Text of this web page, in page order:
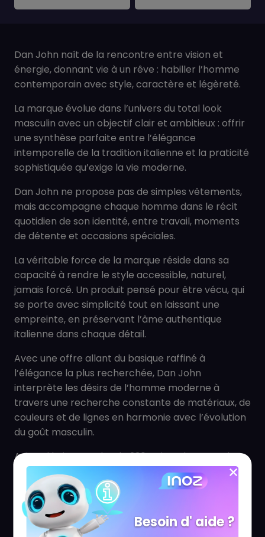
Dan John naît de la rencontre entre vision et
énergie, donnant vie à un rêve : habiller l’homme
contemporain avec style, caractère et légèreté.
La marque évolue dans l’univers du total look
masculin avec un objectif clair et ambitieux : offrir
une synthèse parfaite entre l’élégance
intemporelle de la tradition italienne et la praticité
sophistiquée qu’exige la vie moderne.
Dan John ne propose pas de simples vêtements,
mais accompagne chaque homme dans le récit
quotidien de son identité, entre travail, moments
de détente et occasions spéciales.
La véritable force de la marque réside dans sa
capacité à rendre le style accessible, naturel,
jamais forcé. Un produit pensé pour être vécu, qui
se porte avec simplicité tout en laissant une
empreinte, en préservant l’âme authentique
italienne dans chaque détail.
Avec une offre allant du basique raffiné à
l’élégance la plus recherchée, Dan John
interprète les désirs de l’homme moderne à
travers une recherche constante de matériaux, de
couleurs et de lignes en harmonie avec l’évolution
du goût masculin.
Aujourd’hui, avec plus de 230 points de vente dans
le monde, Dan John continue de grandir, en
poursuivant sa vision : non seulement habiller, mais
inspirer un art de vivre où chaque homme peut se
sentir au mieux, chaque jour.Besoin d' aide ?